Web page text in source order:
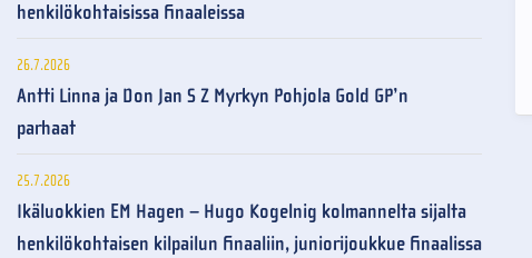
henkilökohtaisissa finaaleissa
26.7.2026
Antti Linna ja Don Jan S Z Myrkyn Pohjola Gold GP’n
parhaat
25.7.2026
Ikäluokkien EM Hagen – Hugo Kogelnig kolmannelta sijalta
henkilökohtaisen kilpailun finaaliin, juniorijoukkue finaalissa